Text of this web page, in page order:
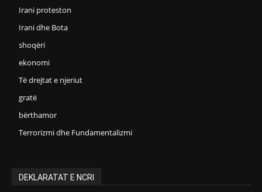
Irani proteston
Irani dhe Bota
shoqëri
ekonomi
Të drejtat e njeriut
gratë
bërthamor
Terrorizmi dhe Fundamentalizmi
DEKLARATAT E NCRI